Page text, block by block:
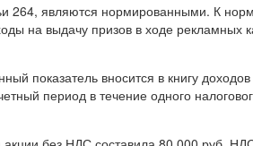
264, являются нормированными. К
на выдачу призов в ходе рекламных
показатель вносится в книгу
период в течение одного